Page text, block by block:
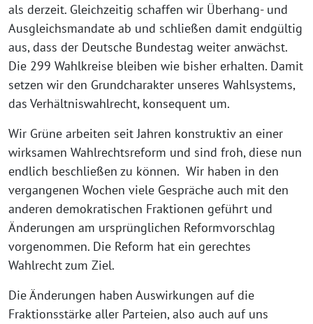
als derzeit. Gleichzeitig schaffen wir Überhang- und
Ausgleichsmandate ab und schließen damit endgültig
aus, dass der Deutsche Bundestag weiter anwächst.
Die 299 Wahlkreise bleiben wie bisher erhalten. Damit
setzen wir den Grundcharakter unseres Wahlsystems,
das Verhältniswahlrecht, konsequent um.
Wir Grüne arbeiten seit Jahren konstruktiv an einer
wirksamen Wahlrechtsreform und sind froh, diese nun
endlich beschließen zu können. Wir haben in den
vergangenen Wochen viele Gespräche auch mit den
anderen demokratischen Fraktionen geführt und
Änderungen am ursprünglichen Reformvorschlag
vorgenommen. Die Reform hat ein gerechtes
Wahlrecht zum Ziel.
Die Änderungen haben Auswirkungen auf die
Fraktionsstärke aller Parteien, also auch auf uns